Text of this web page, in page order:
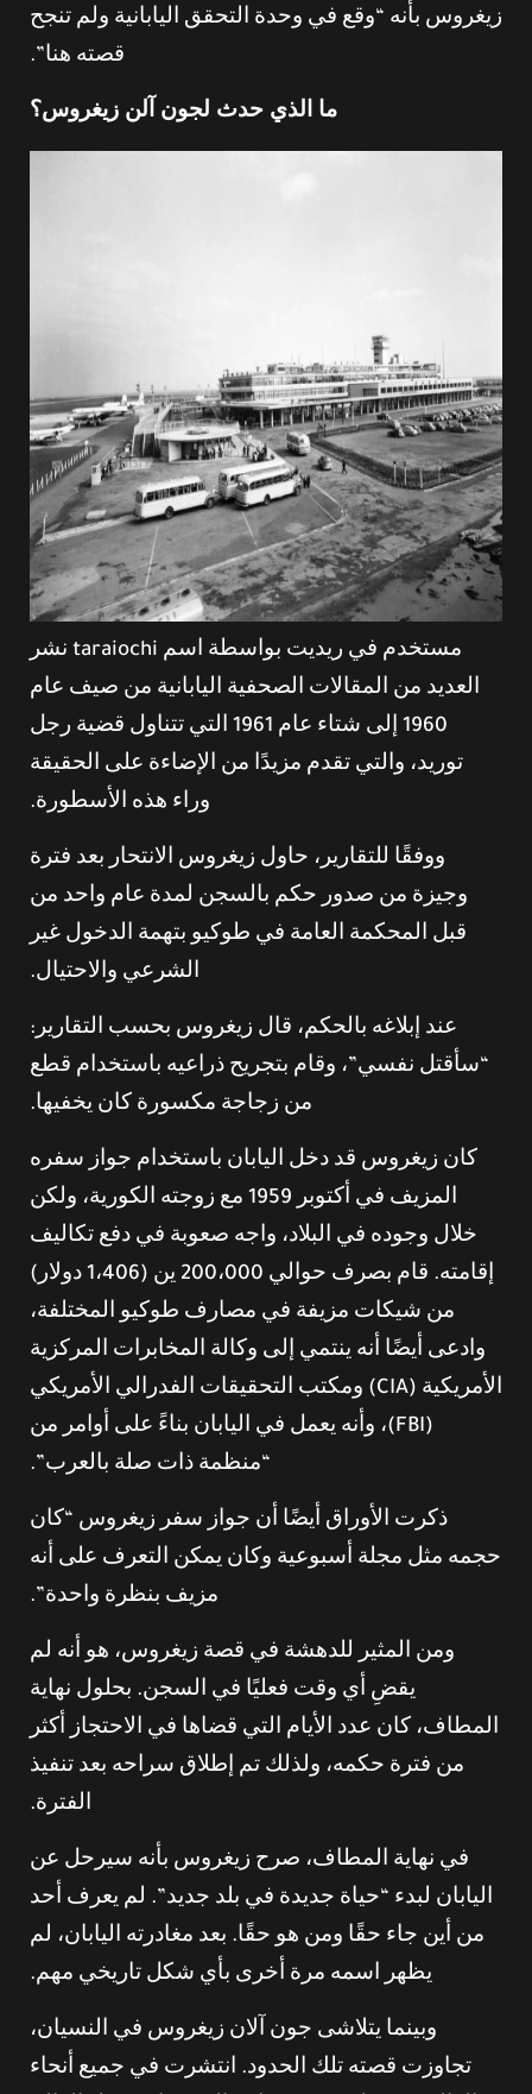
زيغروس بأنه “وقع في وحدة التحقق اليابانية ولم تنجح
قصته هنا”.
ما الذي حدث لجون آلن زيغروس؟
مستخدم في ريديت بواسطة اسم taraiochi نشر
العديد من المقالات الصحفية اليابانية من صيف عام
1960 إلى شتاء عام 1961 التي تتناول قضية رجل
توريد، والتي تقدم مزيدًا من الإضاءة على الحقيقة
وراء هذه الأسطورة.
ووفقًا للتقارير، حاول زيغروس الانتحار بعد فترة
وجيزة من صدور حكم بالسجن لمدة عام واحد من
قبل المحكمة العامة في طوكيو بتهمة الدخول غير
الشرعي والاحتيال.
عند إبلاغه بالحكم، قال زيغروس بحسب التقارير:
“سأقتل نفسي”، وقام بتجريح ذراعيه باستخدام قطع
من زجاجة مكسورة كان يخفيها.
كان زيغروس قد دخل اليابان باستخدام جواز سفره
المزيف في أكتوبر 1959 مع زوجته الكورية، ولكن
خلال وجوده في البلاد، واجه صعوبة في دفع تكاليف
إقامته. قام بصرف حوالي 200،000 ين (1،406 دولار)
من شيكات مزيفة في مصارف طوكيو المختلفة،
وادعى أيضًا أنه ينتمي إلى وكالة المخابرات المركزية
الأمريكية (CIA) ومكتب التحقيقات الفدرالي الأمريكي
(FBI)، وأنه يعمل في اليابان بناءً على أوامر من
“منظمة ذات صلة بالعرب”.
ذكرت الأوراق أيضًا أن جواز سفر زيغروس “كان
حجمه مثل مجلة أسبوعية وكان يمكن التعرف على أنه
مزيف بنظرة واحدة”.
ومن المثير للدهشة في قصة زيغروس، هو أنه لم
يقضِ أي وقت فعليًا في السجن. بحلول نهاية
المطاف، كان عدد الأيام التي قضاها في الاحتجاز أكثر
من فترة حكمه، ولذلك تم إطلاق سراحه بعد تنفيذ
الفترة.
في نهاية المطاف، صرح زيغروس بأنه سيرحل عن
اليابان لبدء “حياة جديدة في بلد جديد”. لم يعرف أحد
من أين جاء حقًا ومن هو حقًا. بعد مغادرته اليابان، لم
يظهر اسمه مرة أخرى بأي شكل تاريخي مهم.
وبينما يتلاشى جون آلان زيغروس في النسيان،
تجاوزت قصته تلك الحدود. انتشرت في جميع أنحاء